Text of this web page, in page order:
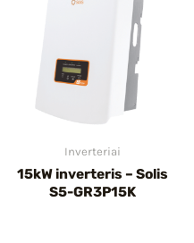
Inverteriai
15kW inverteris – Solis
S5-GR3P15K